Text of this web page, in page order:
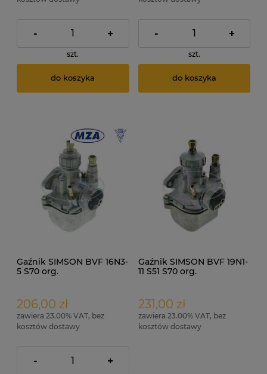
- +
szt.
do koszyka
- +
szt.
do koszyka
Gaźnik SIMSON BVF 16N3-
5 S70 org.
206,00 zł
zawiera 23.00% VAT, bez
kosztów dostawy
- +
Gaźnik SIMSON BVF 19N1-
11 S51 S70 org.
231,00 zł
zawiera 23.00% VAT, bez
kosztów dostawy